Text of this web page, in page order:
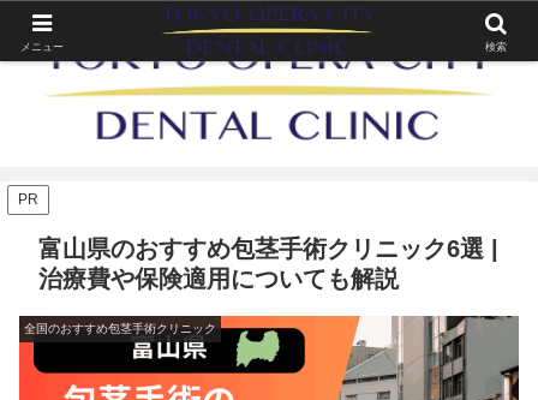
PR
富山県のおすすめ包茎手術クリニック6選 |
治療費や保険適用についても解説
全国のおすすめ包茎手術クリニック
メニュー 検索